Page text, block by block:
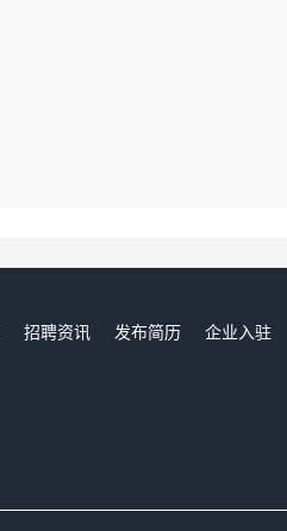
招聘资讯 发布简历 企业入驻